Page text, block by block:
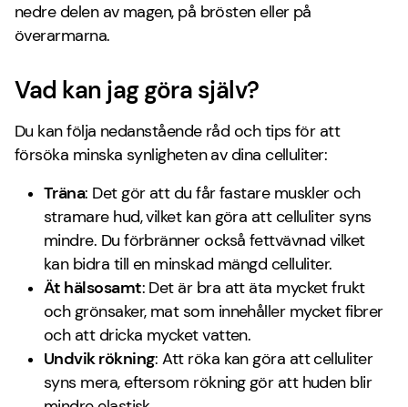
nedre delen av magen, på brösten eller på
överarmarna.
Vad kan jag göra själv?
Du kan följa nedanstående råd och tips för att
försöka minska synligheten av dina celluliter:
Träna: Det gör att du får fastare muskler och
stramare hud, vilket kan göra att celluliter syns
mindre. Du förbränner också fettvävnad vilket
kan bidra till en minskad mängd celluliter.
Ät hälsosamt: Det är bra att äta mycket frukt
och grönsaker, mat som innehåller mycket fibrer
och att dricka mycket vatten.
Undvik rökning: Att röka kan göra att celluliter
syns mera, eftersom rökning gör att huden blir